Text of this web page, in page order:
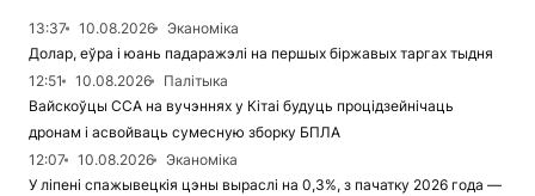
13:37 10.08.2026
Эканоміка
Долар, еўра і юань падаражэлі на першых біржавых таргах тыдня
12:51
10.08.2026
Палітыка
Вайскоўцы ССА на вучэннях у Кітаі будуць процідзейнічаць
дронам і асвойваць сумесную зборку БПЛА
12:07
10.08.2026
Эканоміка
У ліпені спажывецкія цэны выраслі на 0,3%, з пачатку 2026 года —